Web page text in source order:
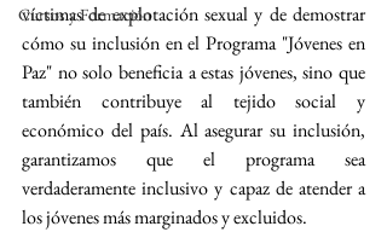
Cursos y Formación
víctimas de explotación sexual y de demostrar
cómo su inclusión en el Programa "Jóvenes en
Paz" no solo beneficia a estas jóvenes, sino que
también contribuye al tejido social y
económico del país. Al asegurar su inclusión,
garantizamos que el programa sea
verdaderamente inclusivo y capaz de atender a
los jóvenes más marginados y excluidos.